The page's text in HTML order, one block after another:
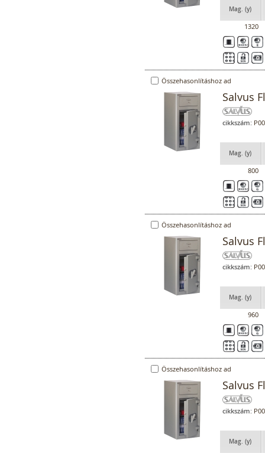
Mag. (y)
1320
Összehasonlításhoz ad
Salvus
cikkszám:
Mag. (y)
800
Összehasonlításhoz ad
Salvus
cikkszám:
Mag. (y)
960
Összehasonlításhoz ad
Salvus
cikkszám:
Mag. (y)